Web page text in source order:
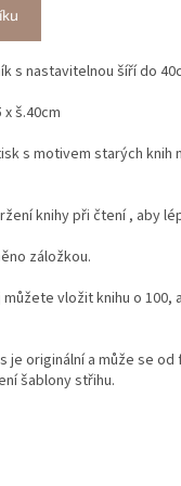
s nastavitelnou šíří do
š.40cm
s motivem starých knih
knihy při čtení , aby
záložkou.
vložit knihu o 100,
je originální a může se
šablony střihu.